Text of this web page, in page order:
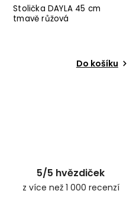
Stolička DAYLA 45 cm
tmavě růžová
Do košíku
5/5 hvězdiček
z více než 1 000 recenzí